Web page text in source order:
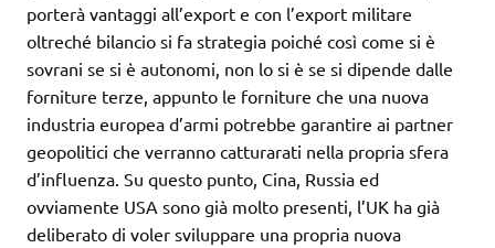
porterà vantaggi all’export e con l’export militare
oltreché bilancio si fa strategia poiché così come si è
sovrani se si è autonomi, non lo si è se si dipende dalle
forniture terze, appunto le forniture che una nuova
industria europea d’armi potrebbe garantire ai partner
geopolitici che verranno catturarati nella propria sfera
d’influenza. Su questo punto, Cina, Russia ed
ovviamente USA sono già molto presenti, l’UK ha già
deliberato di voler sviluppare una propria nuova